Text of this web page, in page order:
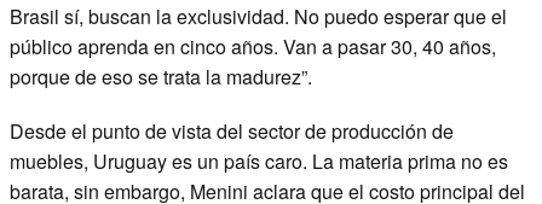
Brasil sí, buscan la exclusividad. No puedo esperar que el
público aprenda en cinco años. Van a pasar 30, 40 años,
porque de eso se trata la madurez”.
Desde el punto de vista del sector de producción de
muebles, Uruguay es un país caro. La materia prima no es
barata, sin embargo, Menini aclara que el costo principal del